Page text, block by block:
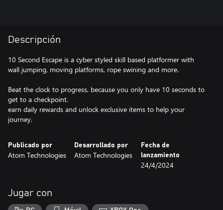
Descripción
10 Second Escape is a cyber styled skill based platformer with
wall jumping, moving platforms, rope swining and more.
Beat the clock to progress, because you only have 10 seconds to
get to a checkpoint.
earn daily rewards and unlock exclusive items to help your
journey.
Publicado por
Atom Technologies
Desarrollado por
Atom Technologies
Fecha de
lanzamiento
24/4/2024
Jugar con